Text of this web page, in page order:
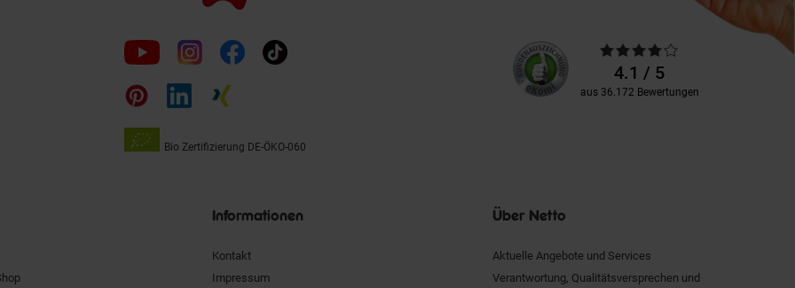
Folge
uns
auf
Bio Zertifizierung DE-ÖKO-060
Unsere
Kundenbewertungen
Durchschnittliche
Bewertungen4.1 / 5
aus 36.172 Bewertungen
Informationen
Kontakt
Impressum
Über Netto
Aktuelle Angebote und Services
Verantwortung, Qualitätsversprechen und